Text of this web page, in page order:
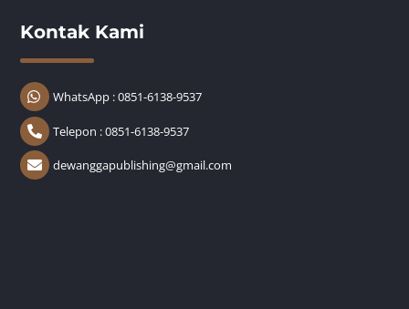
Kontak Kami
WhatsApp : 0851-6138-9537
Telepon : 0851-6138-9537
dewanggapublishing@gmail.com